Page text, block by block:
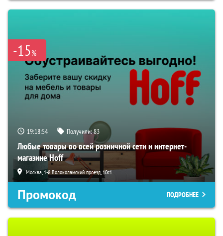
-15%
19:18:53 Получили:83
Любые товары во всей розничной сети и интернет-
магазине Hoff
Москва, 1-й Волоколамский проезд, 10с1
Промокод ПОДРОБНЕЕ